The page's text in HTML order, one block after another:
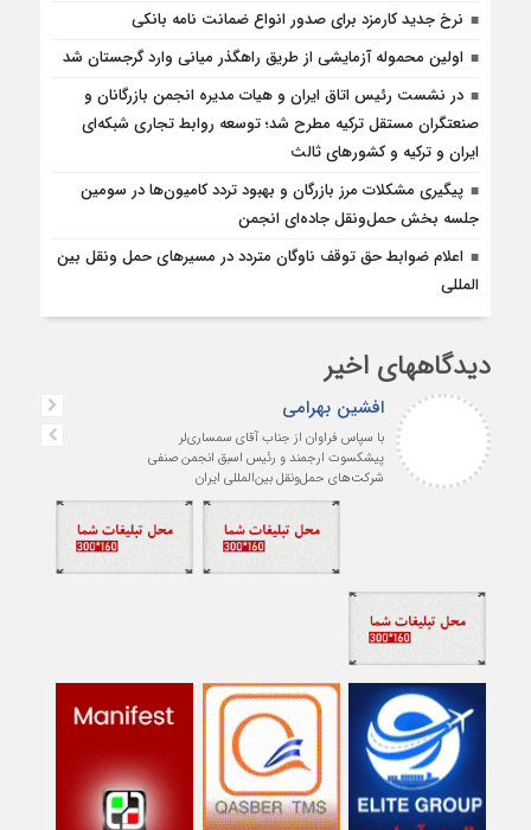
نرخ جدید کارمزد برای صدور انواع ضمانت نامه بانکی
اولین محموله آزمایشی از طریق راهگذر میانی وارد گرجستان شد
در نشست رئیس اتاق ایران و هیات مدیره انجمن بازرگانان و
صنعتگران مستقل ترکیه مطرح شد؛ توسعه روابط تجاری شبکه‌ای
ایران و ترکیه و کشورهای ثالث
پیگیری مشکلات مرز بازرگان و بهبود تردد کامیون‌ها در سومین
جلسه بخش حمل‌ونقل جاده‌ای انجمن
اعلام ضوابط حق توقف ناوگان متردد در مسيرهاى حمل ونقل بين
المللى
دیدگاههای اخیر
افشین بهرامی
با سپاس فراوان از جناب آقای سمساری‌لر
پیشکسوت ارجمند و رئیس اسبق انجمن صنفی
شرکت‌های حمل‌ونقل بین‌المللی ایران